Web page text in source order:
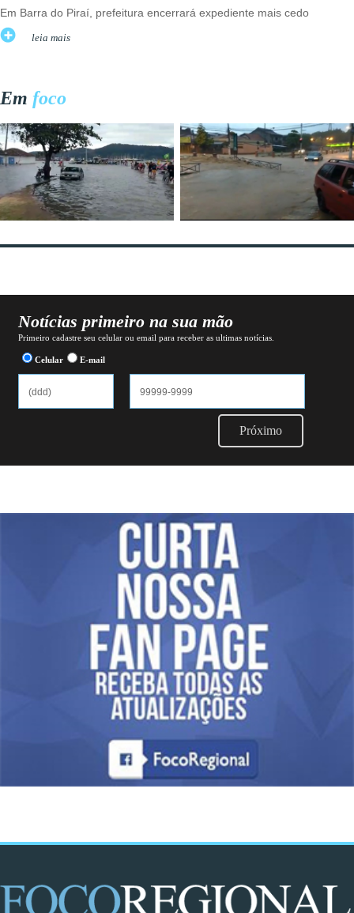
Em Barra do Piraí, prefeitura encerrará expediente mais cedo
leia mais
Em foco
Notícias primeiro na sua mão
Primeiro cadastre seu celular ou email para receber as ultimas notícias.
Celular E-mail
Próximo